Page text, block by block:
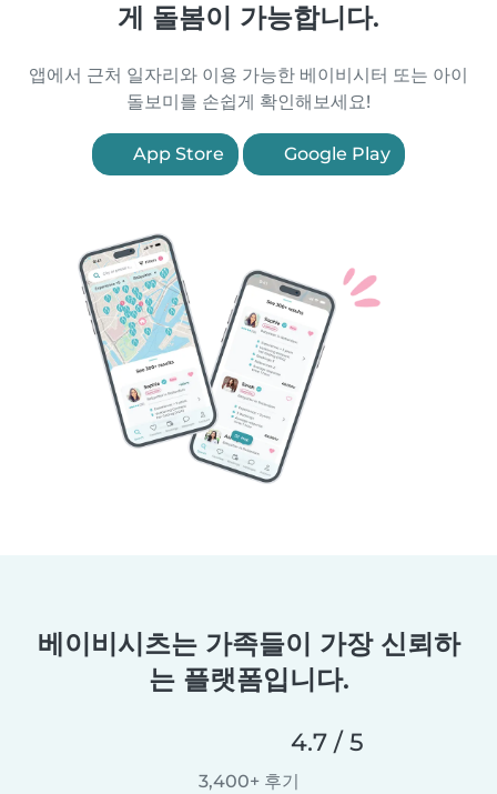
게 돌봄이 가능합니다.
앱에서 근처 일자리와 이용 가능한 베이비시터 또는 아이
돌보미를 손쉽게 확인해보세요!
App Store Google Play
베이비시츠는 가족들이 가장 신뢰하
는 플랫폼입니다.
4.7 / 5
3,400+ 후기